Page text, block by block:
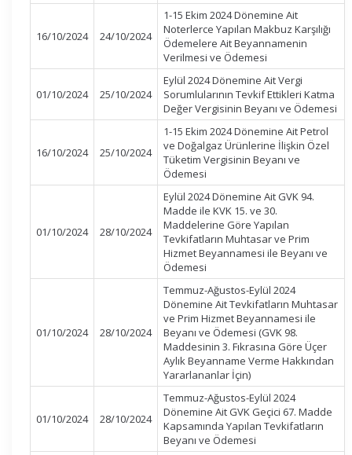
16/10/2024 24/10/2024
1-15 Ekim 2024 Dönemine Ait
Noterlerce Yapılan Makbuz Karşılığı
Ödemelere Ait Beyannamenin
Verilmesi ve Ödemesi
01/10/2024 25/10/2024
Eylül 2024 Dönemine Ait Vergi
Sorumlularının Tevkif Ettikleri Katma
Değer Vergisinin Beyanı ve Ödemesi
16/10/2024 25/10/2024
1-15 Ekim 2024 Dönemine Ait Petrol
ve Doğalgaz Ürünlerine İlişkin Özel
Tüketim Vergisinin Beyanı ve
Ödemesi
01/10/2024 28/10/2024
Eylül 2024 Dönemine Ait GVK 94.
Madde ile KVK 15. ve 30.
Maddelerine Göre Yapılan
Tevkifatların Muhtasar ve Prim
Hizmet Beyannamesi ile Beyanı ve
Ödemesi
01/10/2024 28/10/2024
Temmuz-Ağustos-Eylül 2024
Dönemine Ait Tevkifatların Muhtasar
ve Prim Hizmet Beyannamesi ile
Beyanı ve Ödemesi (GVK 98.
Maddesinin 3. Fıkrasına Göre Üçer
Aylık Beyanname Verme Hakkından
Yararlananlar İçin)
01/10/2024 28/10/2024
Temmuz-Ağustos-Eylül 2024
Dönemine Ait GVK Geçici 67. Madde
Kapsamında Yapılan Tevkifatların
Beyanı ve Ödemesi